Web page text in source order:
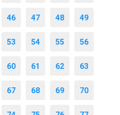
46 47 48 49
53 54 55 56
60 61 62 63
67 68 69 70